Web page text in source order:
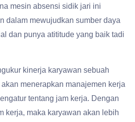
mesin absensi sidik jari ini
dalam mewujudkan sumber daya
dan punya atititude yang baik tadi
kinerja karyawan sebuah
menerapkan manajemen kerja
tentang jam kerja. Dengan
kerja, maka karyawan akan lebih